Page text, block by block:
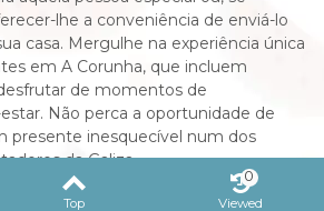
lhe a conveniência de enviá-lo
casa. Mergulhe na experiência única
em A Corunha, que incluem
de momentos de
Não perca a oportunidade de
presente inesquecível num dos
da Galiza
Top Viewed
0